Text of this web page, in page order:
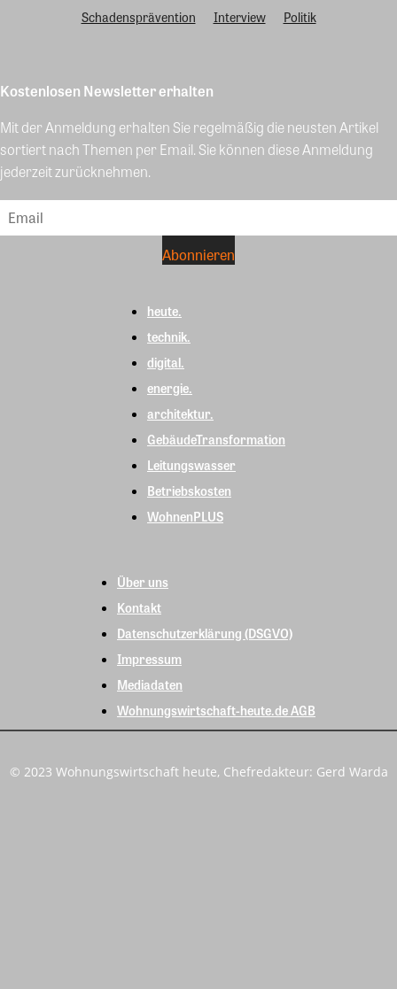
Schadensprävention
Interview Politik
Kostenlosen Newsletter erhalten
Mit der Anmeldung erhalten Sie regelmäßig die neusten Artikel
sortiert nach Themen per Email. Sie können diese Anmeldung
jederzeit zurücknehmen.
heute.
technik.
digital.
energie.
architektur.
GebäudeTransformation
Leitungswasser
Betriebskosten
WohnenPLUS
Über uns
Kontakt
Datenschutzerklärung (DSGVO)
Impressum
Mediadaten
Wohnungswirtschaft-heute.de AGB
© 2023 Wohnungswirtschaft heute, Chefredakteur: Gerd Warda